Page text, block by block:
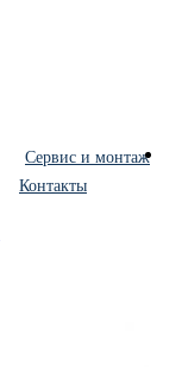
Сервис и монтаж
Контакты